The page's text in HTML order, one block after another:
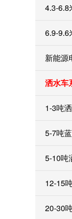
4.3-6.8
6.9-9.6
新能源
洒水车
1-3吨
5-7吨
5-10吨
12-15
20-30